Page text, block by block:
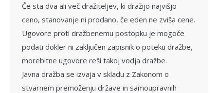
Če sta dva ali več dražiteljev, ki draži­jo najvišjo
ceno, stanovanje ni prodano, če eden ne zviša cene.
Ugovore proti dražbenemu postopku je mogoče
podati dokler ni zaključen zapisnik o poteku dražbe,
morebitne ugovore reši takoj vodja dražbe.
Javna dražba se izvaja v skladu z Zakonom o
stvarnem premoženju države in samoupravnih